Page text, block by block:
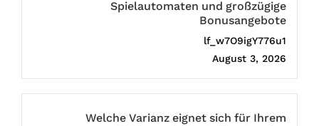
Spielautomaten und großzügige
Bonusangebote
lf_w7O9igY776u1
August 3, 2026
Welche Varianz eignet sich für Ihrem